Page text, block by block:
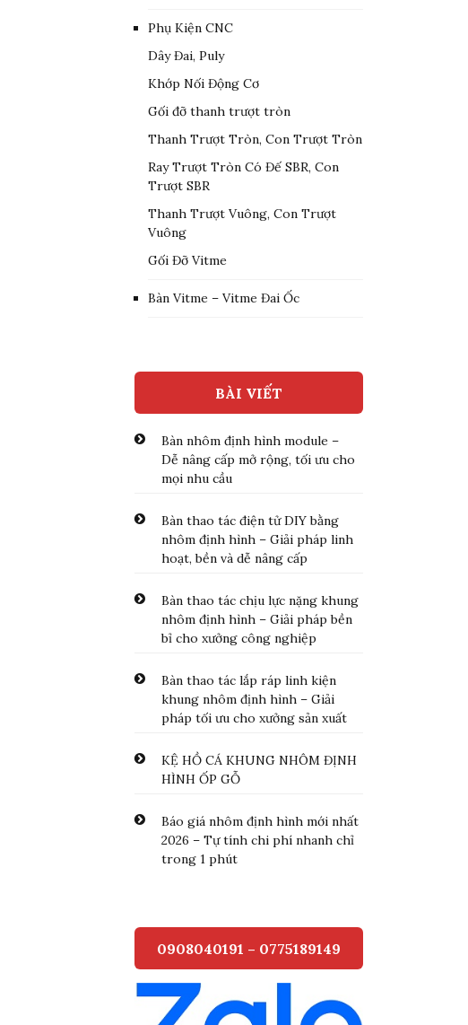
Phụ Kiện CNC
Dây Đai, Puly
Khớp Nối Động Cơ
Gối đỡ thanh trượt tròn
Thanh Trượt Tròn, Con Trượt Tròn
Ray Trượt Tròn Có Đế SBR, Con
Trượt SBR
Thanh Trượt Vuông, Con Trượt
Vuông
Gối Đỡ Vitme
Bàn Vitme – Vitme Đai Ốc
BÀI VIẾT
Bàn nhôm định hình module –
Dễ nâng cấp mở rộng, tối ưu cho
mọi nhu cầu
Bàn thao tác điện tử DIY bằng
nhôm định hình – Giải pháp linh
hoạt, bền và dễ nâng cấp
Bàn thao tác chịu lực nặng khung
nhôm định hình – Giải pháp bền
bỉ cho xưởng công nghiệp
Bàn thao tác lắp ráp linh kiện
khung nhôm định hình – Giải
pháp tối ưu cho xưởng sản xuất
KỆ HỒ CÁ KHUNG NHÔM ĐỊNH
HÌNH ỐP GỖ
Báo giá nhôm định hình mới nhất
2026 – Tự tính chi phí nhanh chỉ
trong 1 phút
0908040191 – 0775189149